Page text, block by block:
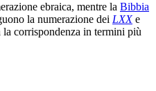
ebraica, mentre la Bibbia
la numerazione dei LXXe
corrispondenza in termini più